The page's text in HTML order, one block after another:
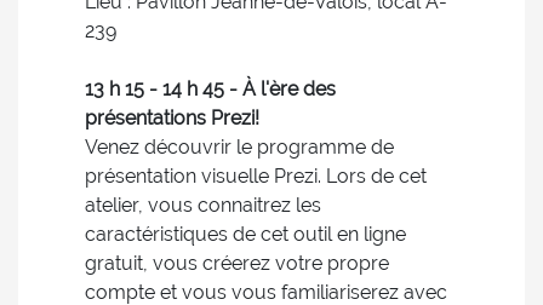
239
13 h 15 - 14 h 45 - À l'ère des
présentations Prezi!
Venez découvrir le programme de
présentation visuelle Prezi. Lors de cet
atelier, vous connaitrez les
caractéristiques de cet outil en ligne
gratuit, vous créerez votre propre
compte et vous vous familiariserez avec